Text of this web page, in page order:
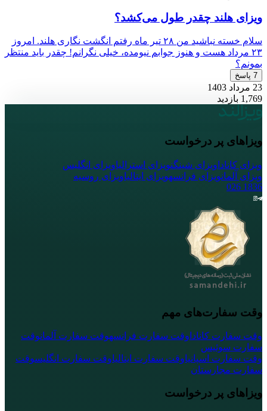
ویزای هلند چقدر طول می‌کشد؟
سلام‌ خسته نباشید من ۲۸ تیر ماه رفتم انگشت نگاری هلند. امروز
۲۳ مرداد هست و هنوز جوابم نیومده، خیلی نگرانم! چقدر باید منتظر
بمونم؟
7 پاسخ
23 مرداد 1403
1,769 بازدید
ویزاهای پر درخواست
ویزای کانادا ویزای شینگنویزای استرالیاویزای انگلیس
ویزای آلمانویزای فرانسهویزای ایتالیاویزای روسیه
1836
وقت سفارت‌های مهم
وقت سفارت کانادا وقت سفارت فرانسهوقت سفارت آلمانوقت
سفارت سوئیس
وقت سفارت اسپانیاوقت سفارت ایتالیاوقت سفارت انگلیسوقت
سفارت مجارستان
ویزاهای پر درخواست